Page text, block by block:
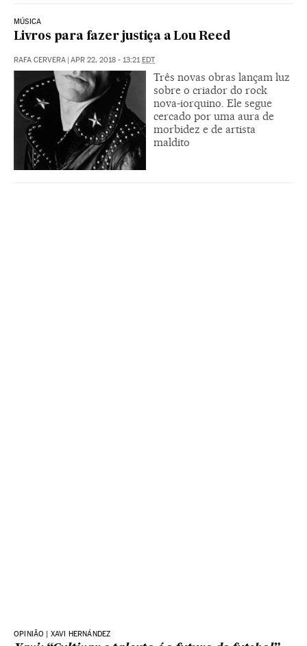
MÚSICA
Livros para fazer justiça a Lou Reed
RAFA CERVERA | APR 22, 2018 - 13:21EDT
Três novas obras lançam luz
sobre o criador do rock
nova-iorquino. Ele segue
cercado por uma aura de
morbidez e de artista
maldito
OPINIÃO | XAVI HERNÁNDEZ